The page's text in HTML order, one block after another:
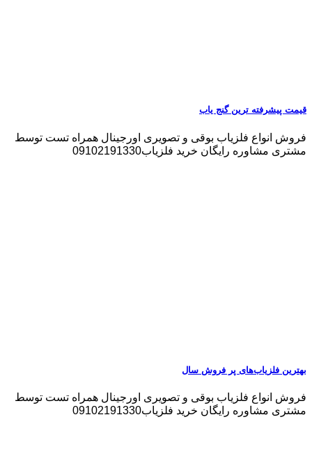
قیمت پیشرفته ترین گنج یاب
فروش انواع فلزیاب بوقی و تصویری اورجینال همراه تست توسط
مشتری مشاوره رایگان خرید فلزیاب09102191330
بهترین فلزیاب‌های پر فروش سال
فروش انواع فلزیاب بوقی و تصویری اورجینال همراه تست توسط
مشتری مشاوره رایگان خرید فلزیاب09102191330